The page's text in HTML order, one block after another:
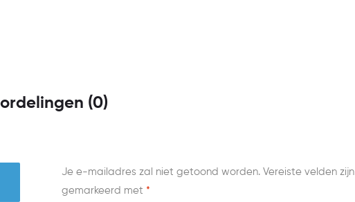
(0)
Je e-mailadres zal niet getoond worden. Vereiste velden zijn
gemarkeerd met *